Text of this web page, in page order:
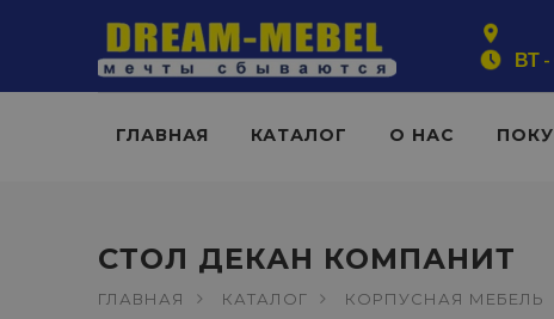
ВТ -
ГЛАВНАЯ КАТАЛОГ О НАС
СТОЛ ДЕКАН КОМПАНИТ
ГЛАВНАЯ КАТАЛОГ КОРПУСНАЯ МЕБЕЛЬ